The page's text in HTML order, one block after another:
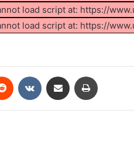
load script at: https://
load script at: https://
Reddit VKontaktePartager par email